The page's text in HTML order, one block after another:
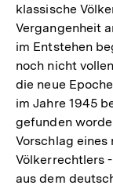
klassische
Vergangenheit
im Entstehen
noch nicht
die neue
im Jahre 1945
gefunden
Vorschlag
Völkerrechtlers
aus dem